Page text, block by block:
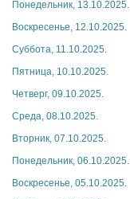
Понедельник, 13.10.2025.
Воскресенье, 12.10.2025.
Суббота, 11.10.2025.
Пятница, 10.10.2025.
Четверг, 09.10.2025.
Среда, 08.10.2025.
Вторник, 07.10.2025.
Понедельник, 06.10.2025.
Воскресенье, 05.10.2025.